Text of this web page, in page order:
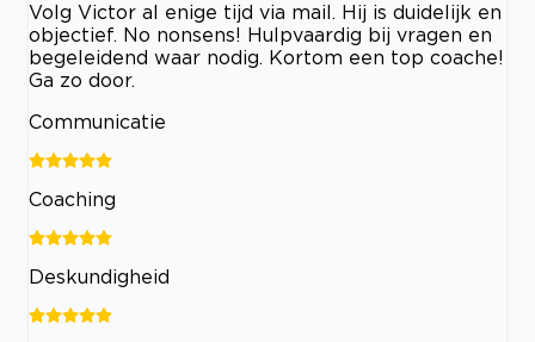
Volg Victor al enige tijd via mail. Hij is duidelijk en
objectief. No nonsens! Hulpvaardig bij vragen en
begeleidend waar nodig. Kortom een top coache!
Ga zo door.
Communicatie
Coaching
Deskundigheid